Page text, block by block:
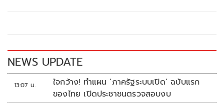
k k
NEWS UPDATE
13:07 น.
ใจกว้าง! ทำแผน ‘ภาครัฐระบบเปิด’ ฉบับแรก
ของไทย เปิดประชาชนตรวจสอบงบ